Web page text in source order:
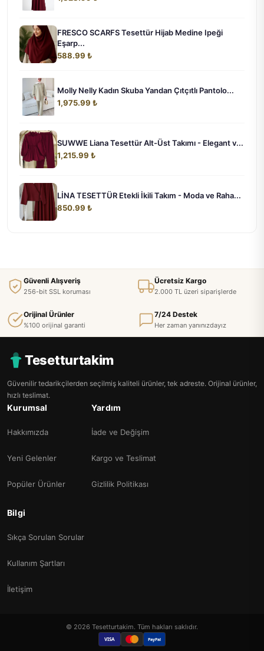
FRESCO SCARFS Tesettür Hijab Medine Ipeği
Eşarp...
588.99 ₺
Molly Nelly Kadın Skuba Yandan Çıtçıtlı Pantolo...
1,975.99 ₺
SUWWE Liana Tesettür Alt-Üst Takımı - Elegant v...
1,215.99 ₺
LİNA TESETTÜR Etekli İkili Takım - Moda ve Raha...
850.99 ₺
Güvenli Alışveriş
256-bit SSL koruması
Ücretsiz Kargo
2.000 TL üzeri siparişlerde
Orijinal Ürünler
%100 orijinal garanti
7/24 Destek
Her zaman yanınızdayız
Tesetturtakim
Güvenilir tedarikçilerden seçilmiş kaliteli ürünler, tek adreste. Orijinal ürünler,
hızlı teslimat.
Kurumsal
Hakkımızda
Yeni Gelenler
Popüler Ürünler
Yardım
İade ve Değişim
Kargo ve Teslimat
Gizlilik Politikası
Bilgi
Sıkça Sorulan Sorular
Kullanım Şartları
İletişim
© 2026 Tesetturtakim. Tüm hakları saklıdır.
VISA PayPal